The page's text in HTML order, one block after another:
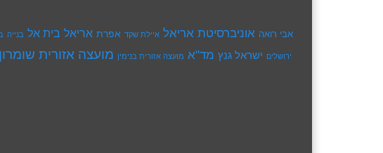
אבי רואה אוניברסיטת אריאל איילת שקד אפרת אריאל בית אל בנייה
ירושלים ישראל גנץ מד"א מועצה אזורית בנימין מועצה אזורית שומרון